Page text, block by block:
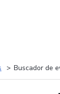
Buscador de